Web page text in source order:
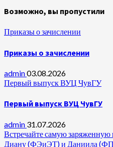
Возможно, вы пропустили
Приказы о зачислении
Приказы о зачислении
admin03.08.2026
Первый выпуск ВУЦ ЧувГУ
Первый выпуск ВУЦ ЧувГУ
admin 31.07.2026
Встречайте самую
Диану (ФЭиЭТ) и Даниила